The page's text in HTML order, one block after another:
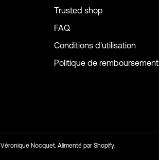
Trusted shop
FAQ
Conditions d'utilisation
Politique de remboursement
Véronique Nocquet. Alimenté par Shopify.